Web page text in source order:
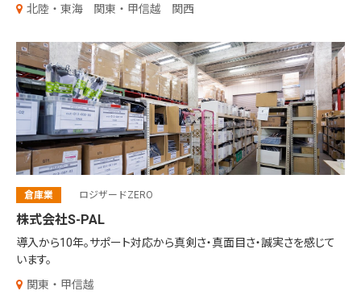
北陸・東海
関東・甲信越 関西
倉庫業 ロジザードZERO
株式会社S-PAL
導入から10年。サポート対応から真剣さ・真面目さ・誠実さを感じて
います。
関東・甲信越